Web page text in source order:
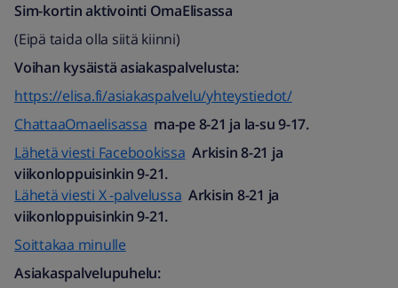
Sim-kortin aktivointi OmaElisassa
(Eipä taida olla siitä kiinni)
Voihan kysäistä asiakaspalvelusta:
https://elisa.fi/asiakaspalvelu/yhteystiedot/
ChattaaOmaelisassa ma-pe 8-21 ja la-su 9-17.
Lähetä viesti Facebookissa Arkisin 8-21 ja
viikonloppuisinkin 9-21.
Lähetä viesti X -palvelussa Arkisin 8-21 ja
viikonloppuisinkin 9-21.
Soittakaa minulle
Asiakaspalvelupuhelu: